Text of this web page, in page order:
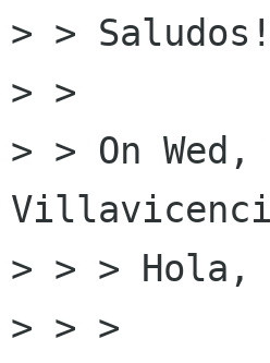
> > Saludos!
> >
> > On
> > > Hola,
> > >